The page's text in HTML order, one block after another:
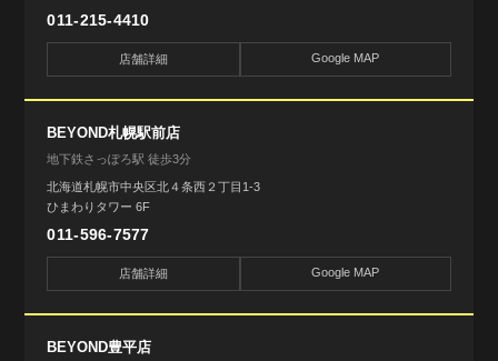
011-215-4410
店舗詳細 Google MAP
BEYOND札幌駅前店
地下鉄さっぽろ駅 徒歩3分
北海道札幌市中央区北４条西２丁目1-3
ひまわりタワー 6F
011-596-7577
店舗詳細 Google MAP
BEYOND豊平店